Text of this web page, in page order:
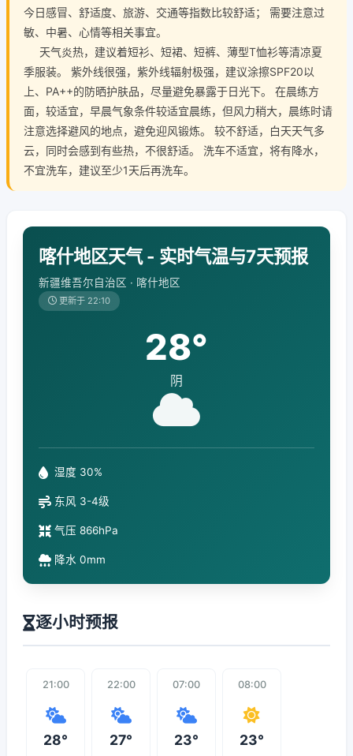
今日感冒、舒适度、旅游、交通等指数比较舒适； 需要注意过
敏、中暑、心情等相关事宜。
天气炎热，建议着短衫、短裙、短裤、薄型T恤衫等清凉夏
季服装。 紫外线很强，紫外线辐射极强，建议涂擦SPF20以
上、PA++的防晒护肤品，尽量避免暴露于日光下。 在晨练方
面，较适宜，早晨气象条件较适宜晨练，但风力稍大，晨练时请
注意选择避风的地点，避免迎风锻炼。 较不舒适，白天天气多
云，同时会感到有些热，不很舒适。 洗车不适宜，将有降水，
不宜洗车，建议至少1天后再洗车。
喀什地区天气 - 实时气温与7天预报
新疆维吾尔自治区 · 喀什地区
更新于 22:10
28°
阴
湿度 30%
东风 3-4级
气压 866hPa
降水 0mm
逐小时预报
21:00
28°
22:00
27°
07:00
23°
08:00
23°